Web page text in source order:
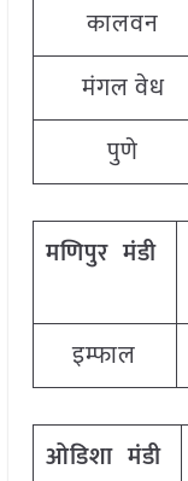
कालवन
मंगल वेध
पुणे
मणिपुर मंडी
इम्फाल
ओडिशा मंडी